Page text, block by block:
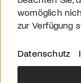
womöglich
zur Verfügung
Datenschutz